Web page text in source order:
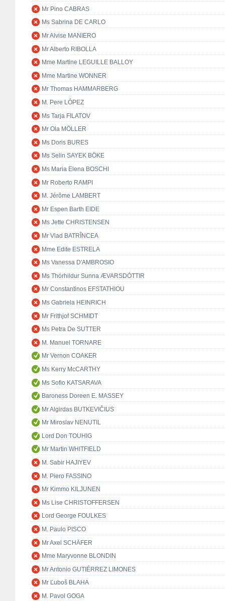
Mr Pino CABRAS
Ms Sabrina DE CARLO
Mr Alvise MANIERO
Mr Alberto RIBOLLA
Mme Martine LEGUILLE BALLOY
Mme Martine WONNER
Mr Thomas HAMMARBERG
M. Pere LÓPEZ
Ms Tarja FILATOV
Mr Ola MÖLLER
Ms Doris BURES
Ms Selin SAYEK BÖKE
Ms Maria Elena BOSCHI
Mr Roberto RAMPI
M. Jérôme LAMBERT
Mr Espen Barth EIDE
Ms Jette CHRISTENSEN
Mr Vlad BATRÎNCEA
Mme Edite ESTRELA
Ms Vanessa D'AMBROSIO
Ms Thórhildur Sunna ÆVARSDÓTTIR
Mr Constantinos EFSTATHIOU
Ms Gabriela HEINRICH
Mr Frithjof SCHMIDT
Ms Petra De SUTTER
M. Manuel TORNARE
Mr Vernon COAKER
Ms Kerry McCARTHY
Ms Sofio KATSARAVA
Baroness Doreen E. MASSEY
Mr Algirdas BUTKEVIČIUS
Mr Miroslav NENUTIL
Lord Don TOUHIG
Mr Martin WHITFIELD
M. Sabir HAJIYEV
M. Piero FASSINO
Mr Kimmo KILJUNEN
Ms Lise CHRISTOFFERSEN
Lord George FOULKES
M. Paulo PISCO
Mr Axel SCHÄFER
Mme Maryvonne BLONDIN
Mr Antonio GUTIÉRREZ LIMONES
Mr Ľuboš BLAHA
M. Pavol GOGA